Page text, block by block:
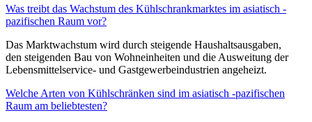
Was treibt das Wachstum des Kühlschrankmarktes im asiatisch -
pazifischen Raum vor?
Das Marktwachstum wird durch steigende Haushaltsausgaben,
den steigenden Bau von Wohneinheiten und die Ausweitung der
Lebensmittelservice- und Gastgewerbeindustrien angeheizt.
Welche Arten von Kühlschränken sind im asiatisch -pazifischen
Raum am beliebtesten?